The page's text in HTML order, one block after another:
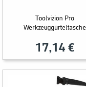
Toolvizion Pro
Werkzeuggürteltasche
17,14 €